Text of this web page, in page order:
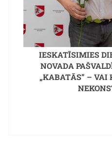
IESKATĪSIMIES
NOVADA
„KABATĀS” – VAI